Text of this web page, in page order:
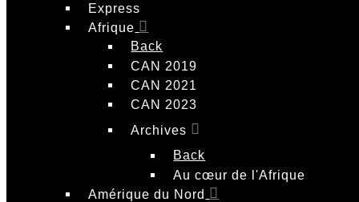
Express
Afrique
Back
CAN 2019
CAN 2021
CAN 2023
Archives
Back
Au cœur de l'Afrique
Amérique du Nord